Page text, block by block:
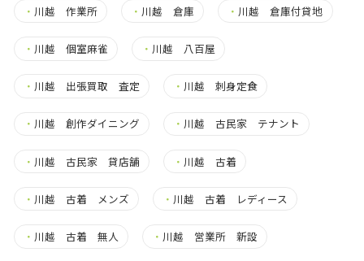
・ 川越 作業所 ・ 川越 倉庫 ・ 川越 倉庫付貸地
・ 川越 個室麻雀 ・ 川越 八百屋
・ 川越 出張買取 査定 ・ 川越 刺身定食
・ 川越 創作ダイニング ・ 川越 古民家 テナント
・ 川越 古民家 貸店舗 ・ 川越 古着
・ 川越 古着 メンズ ・ 川越 古着 レディース
・ 川越 古着 無人 ・ 川越 営業所 新設